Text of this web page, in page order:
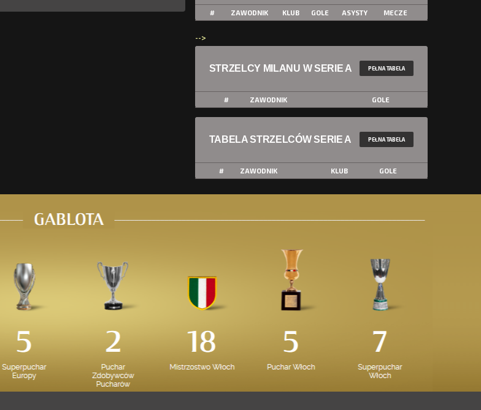
# ZAWODNIK KLUB GOLE ASYSTY MECZE
-->
STRZELCY MILANU W SERIE A PEŁNA TABELA
# ZAWODNIK GOLE
TABELA STRZELCÓW SERIE A PEŁNA TABELA
# ZAWODNIK KLUB GOLE